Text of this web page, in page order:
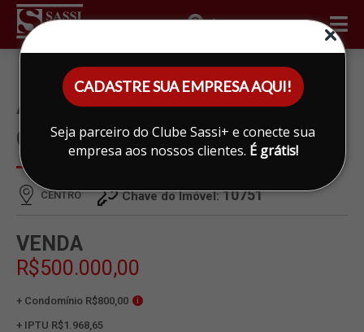
CADASTRE SUA EMPRESA AQUI!
Seja parceiro do Clube Sassi+ e conecte sua
empresa aos nossos clientes. É grátis!
ÁREA DO CLIENTE
APARTAMENTO À VENDA EM
CENTRO, LIMEIRA
CENTRO Chave do Imóvel:10751
VENDA
R$500.000,00
+ Condomínio R$800,00 i
+ IPTU R$1.968,65